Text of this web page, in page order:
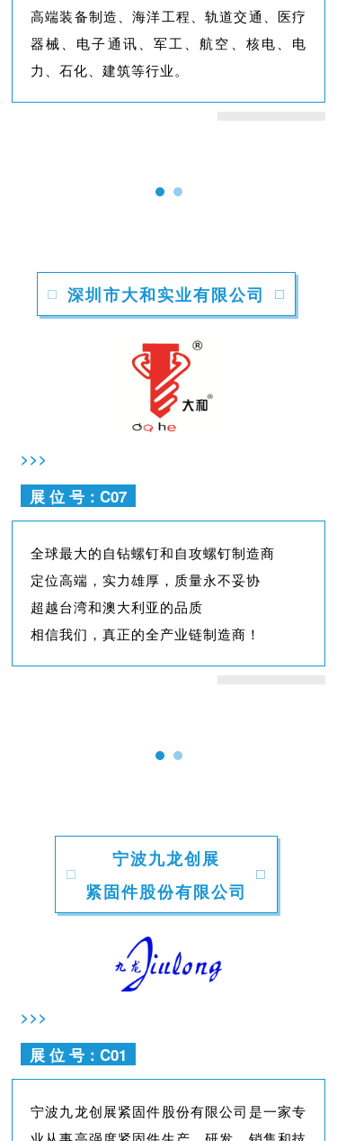
高端装备制造、海洋工程、轨道交通、医疗
器械、电子通讯、军工、航空、核电、电
力、石化、建筑等行业。
深圳市大和实业有限公司
>>>
展 位 号：C07
全球最大的自钻螺钉和自攻螺钉制造商
定位高端，实力雄厚，质量永不妥协
超越台湾和澳大利亚的品质
相信我们，真正的全产业链制造商！
宁波九龙创展
紧固件股份有限公司
>>>
展 位 号：C01
宁波九龙创展紧固件股份有限公司是一家专